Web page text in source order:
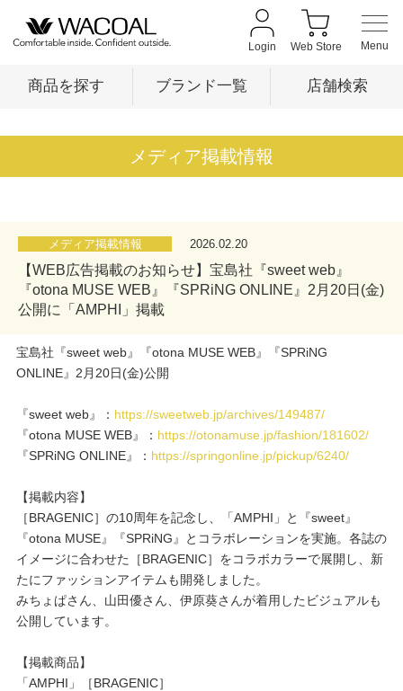
Login Web Store
商品を探す ブランド一覧 店舗検索
店舗検索
お知らせ
ワコールウェブストア
公式アプリ
ニュース＆トピックス
メディア掲載情報
メディア掲載情報 2026.02.20
【WEB広告掲載のお知らせ】宝島社『sweet web』
『otona MUSE WEB』『SPRiNG ONLINE』2月20日(金)
公開に「AMPHI」掲載
宝島社『sweet web』『otona MUSE WEB』『SPRiNG
ONLINE』2月20日(金)公開
『sweet web』： https://sweetweb.jp/archives/149487/
『otona MUSE WEB』： https://otonamuse.jp/fashion/181602/
『SPRiNG ONLINE』： https://springonline.jp/pickup/6240/
【掲載内容】
［BRAGENIC］の10周年を記念し、「AMPHI」と『sweet』
『otona MUSE』『SPRiNG』とコラボレーションを実施。各誌の
イメージに合わせた［BRAGENIC］をコラボカラーで展開し、新
たにファッションアイテムも開発しました。
みちょぱさん、山田優さん、伊原葵さんが着用したビジュアルも
公開しています。
【掲載商品】
「AMPHI」［BRAGENIC］